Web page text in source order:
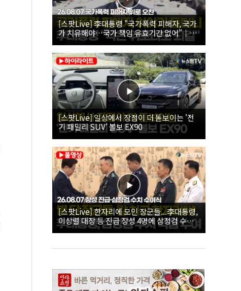
[스팟Live] 李대통령 "국가폭력 피해자, 국가
가 치유해야…국가 책임 유효기간 없어"｜
26.08.07 국가폭력 피해자 위로 오찬
[스팟Live] 일상에서 장점이 더 돋보이는 '전
기 패밀리 SUV' 볼보 EX90
[스팟Live] 한자리에 모인 장군들...李대통령,
이상렬 대장 등 진급 장성 4명에 삼정검 수치
직접 수여｜26.08.07 장성 진급·삼정검 수치